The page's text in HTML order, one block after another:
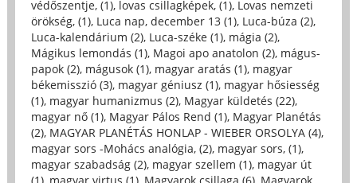
védőszentje, (1), lovas csillagképek, (1), Lovas nemzeti
örökség, (1), Luca nap, december 13 (1), Luca-búza (2),
Luca-kalendárium (2), Luca-széke (1), mágia (2),
Mágikus lemondás (1), Magoi apo anatolon (2), mágus-
papok (2), mágusok (1), magyar aratás (1), magyar
békemisszió (3), magyar géniusz (1), magyar hősiesség
(1), magyar humanizmus (2), Magyar küldetés (22),
magyar nő (1), Magyar Pálos Rend (1), Magyar Planétás
(2), MAGYAR PLANÉTÁS HONLAP - WIEBER ORSOLYA (4),
magyar sors -Mohács analógia, (2), magyar sors, (1),
magyar szabadság (2), magyar szellem (1), magyar út